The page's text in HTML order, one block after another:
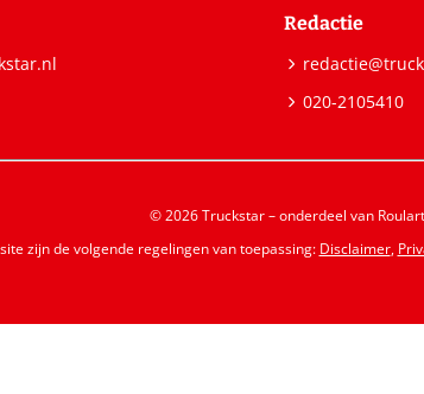
Redactie
020-2105410
© 2026 Truckstar – onderdeel van
zijn de volgende regelingen van toepassing: Disclaimer,